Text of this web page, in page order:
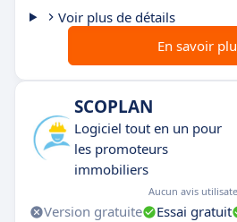
Voir plus de détails
En savoir
SCOPLAN
Logiciel tout en un pour
les promoteurs
immobiliers
Aucun avis
Version gratuite Essai gratuit